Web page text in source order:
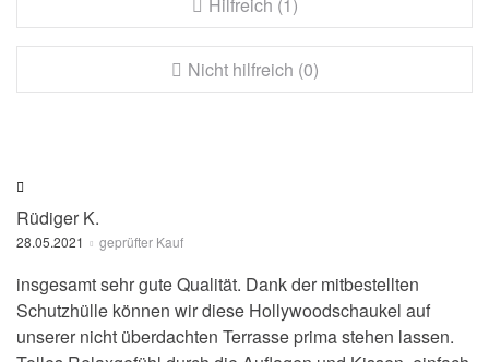
Nicht hilfreich (0)
Rüdiger K.
28.05.2021 geprüfter Kauf
insgesamt sehr gute Qualität. Dank der mitbestellten
Schutzhülle können wir diese Hollywoodschaukel auf
unserer nicht überdachten Terrasse prima stehen lassen.